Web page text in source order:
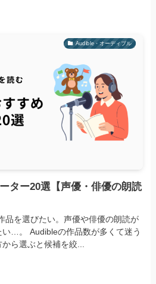
Audible・オーディブル
ター20選【声優・俳優の朗読
品を選びたい。声優や俳優の朗読が
い…。 Audibleの作品数が多くて迷う
ら選ぶと候補を絞...